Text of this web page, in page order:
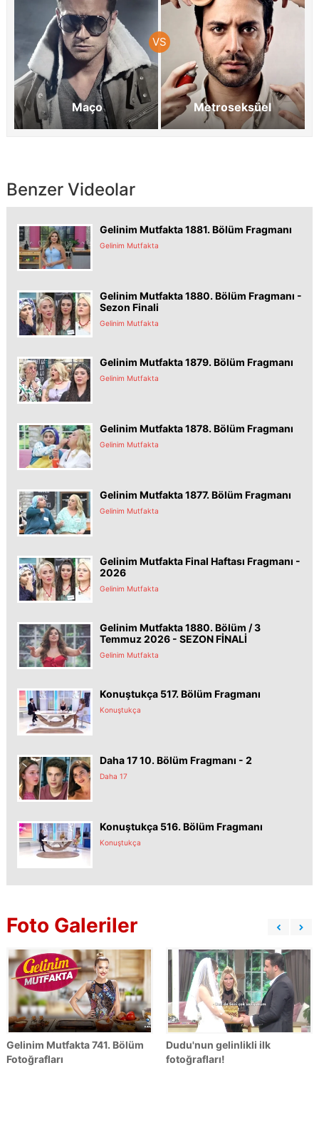
Maço Metroseksüel
Benzer Videolar
Gelinim Mutfakta 1881. Bölüm Fragmanı
Gelinim Mutfakta
Gelinim Mutfakta 1880. Bölüm Fragmanı -
Sezon Finali
Gelinim Mutfakta
Gelinim Mutfakta 1879. Bölüm Fragmanı
Gelinim Mutfakta
Gelinim Mutfakta 1878. Bölüm Fragmanı
Gelinim Mutfakta
Gelinim Mutfakta 1877. Bölüm Fragmanı
Gelinim Mutfakta
Gelinim Mutfakta Final Haftası Fragmanı -
2026
Gelinim Mutfakta
Gelinim Mutfakta 1880. Bölüm / 3
Temmuz 2026 - SEZON FİNALİ
Gelinim Mutfakta
Konuştukça 517. Bölüm Fragmanı
Konuştukça
Daha 17 10. Bölüm Fragmanı - 2
Daha 17
Konuştukça 516. Bölüm Fragmanı
Konuştukça
Foto Galeriler
Gelinim Mutfakta 741. Bölüm
Fotoğrafları
Dudu'nun gelinlikli ilk
fotoğrafları!